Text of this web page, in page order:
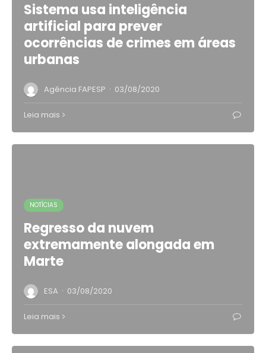
Sistema usa inteligência
artificial para prever
ocorrências de crimes em áreas
urbanas
Agência FAPESP · 03/08/2020
Leia mais
NOTÍCIAS
Regresso da nuvem
extremamente alongada em
Marte
ESA · 03/08/2020
Leia mais